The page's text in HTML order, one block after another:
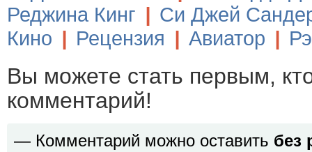
Реджина Кинг | Си Джей
Кино | Рецензия | Авиатор |
Вы можете стать первым,
комментарий!
— Комментарий можно оставить без